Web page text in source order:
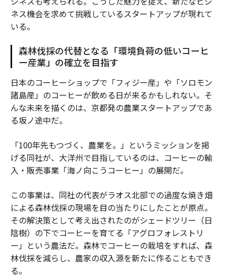
ネス機会を求めて挑戦しているスタートアップが現れて
いる。
森林伐採の代替となる「環境負荷の低いコーヒ
ー産業」の確立を目指す
日本のコーヒーショップで「フィジー産」や「ソロモン
諸島産」のコーヒーが飲める日が来るかもしれない。そ
んな未来を描くのは、京都発の農業スタートアップであ
る坂ノ途中だ。
「100年先もつづく、農業を。」というミッションを掲
げる同社が、大洋州で目指しているのは、コーヒーの輸
入・販売事業「海ノ向こうコーヒー」の展開だ。
この事業は、同社の代表がラオス北部での過度な焼き畑
による森林伐採の現場を目の当たりにしたことが原点。
その解決策として考え出されたのがシェードツリー（日
陰樹）の下でコーヒーを育てる「アグロフォレストリ
ー」という農法だ。森林でコーヒーの栽培をすれば、森
林伐採を減らし、農家の収入源を新たに作ることもでき
る。